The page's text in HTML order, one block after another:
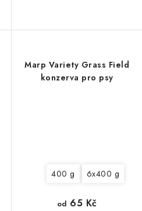
Marp Variety Grass Field
konzerva pro psy
400 g 6x400 g
od 65 Kč